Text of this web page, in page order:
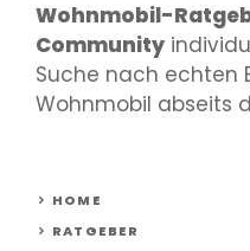
Wohnmobil-
Community
Suche nach echten
Wohnmobil abseits
HOME
RATGEBER